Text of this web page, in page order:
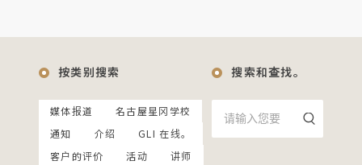
按类别搜索
媒体报道
名古屋星冈学校
通知
介绍
GLI 在线。
客户的评价
活动
讲师
搜索和查找。